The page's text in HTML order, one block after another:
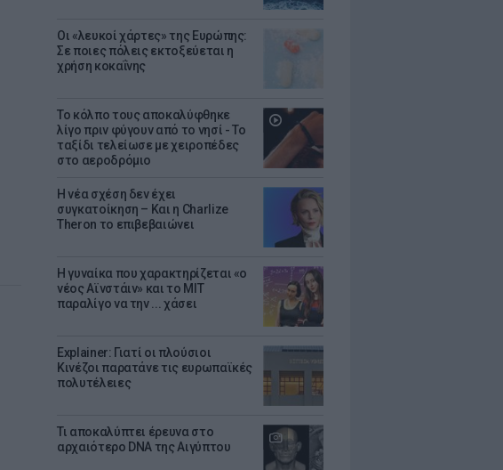
Οι «λευκοί χάρτες» της Ευρώπης:
Σε ποιες πόλεις εκτοξεύεται η
χρήση κοκαΐνης
Το κόλπο τους αποκαλύφθηκε
λίγο πριν φύγουν από το νησί - Το
ταξίδι τελείωσε με χειροπέδες
στο αεροδρόμιο
Η νέα σχέση δεν έχει
συγκατοίκηση – Και η Charlize
Theron το επιβεβαιώνει
Η γυναίκα που χαρακτηρίζεται «ο
νέος Αϊνστάιν» και το MIT
παραλίγο να την ... χάσει
Explainer: Γιατί οι πλούσιοι
Κινέζοι παρατάνε τις ευρωπαϊκές
πολυτέλειες
Τι αποκαλύπτει έρευνα στο
αρχαιότερο DNA της Αιγύπτου